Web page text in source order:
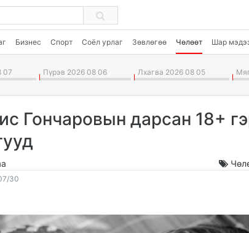
Бизнес Спорт Соёл урлаг Зөвлөгөө Чөлөөт Шар
07 Пүрэв 2026 08 06 Лхагва 2026 08 05
Гончаровын дарсан 18+
30
15:13:39
04:29:48